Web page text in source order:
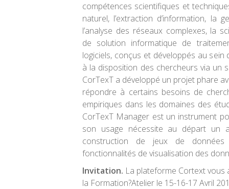
compétences scientifiques et
naturel, l’extraction d’information, la
l’analyse des réseaux complexes, la
de solution informatique de
logiciels, conçus et développés au sein
à la disposition des chercheurs via un
CorTexT a développé un projet phare
répondre à certains besoins de
empiriques dans les domaines des
CorTexT Manager est un instrument
son usage nécessite au départ un
construction de jeux de données
fonctionnalités de visualisation des
Invitation. La plateforme Cortext
la Formation?Atelier le 15-16-17 Avril